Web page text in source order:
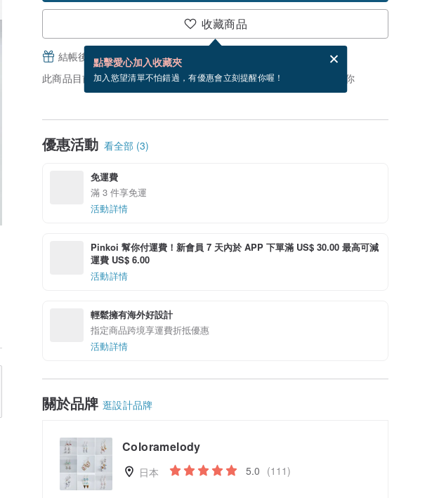
收藏商品
點擊愛心加入收藏夾
加入慾望清單不怕錯過，有優惠會立刻提醒你喔！
結帳後填寫並分享，免費幫你寄送電子賀卡。
電子賀卡是什麼？
此商品目前沒現貨，你可以按「我要排隊」，當有貨會主動發信通知你
優惠活動 看全部 (3)
免運費
滿 3 件享免運
活動詳情
Pinkoi 幫你付運費！新會員 7 天內於 APP 下單滿 US$ 30.00 最高可減
運費 US$ 6.00
活動詳情
輕鬆擁有海外好設計
指定商品跨境享運費折抵優惠
活動詳情
關於品牌 逛設計品牌
Coloramelody
日本 5.0 (111)